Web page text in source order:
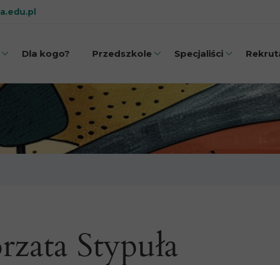
terapii
i MÓWik
rodzicami
Dla kogo? Przedszkole
Jak wygląda dzień?
Sale i otoczenie
Zajęcia
Specjaliści
Psycholog
Neurologopeda
Kto
Stypuła